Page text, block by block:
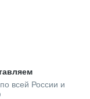
всей России и